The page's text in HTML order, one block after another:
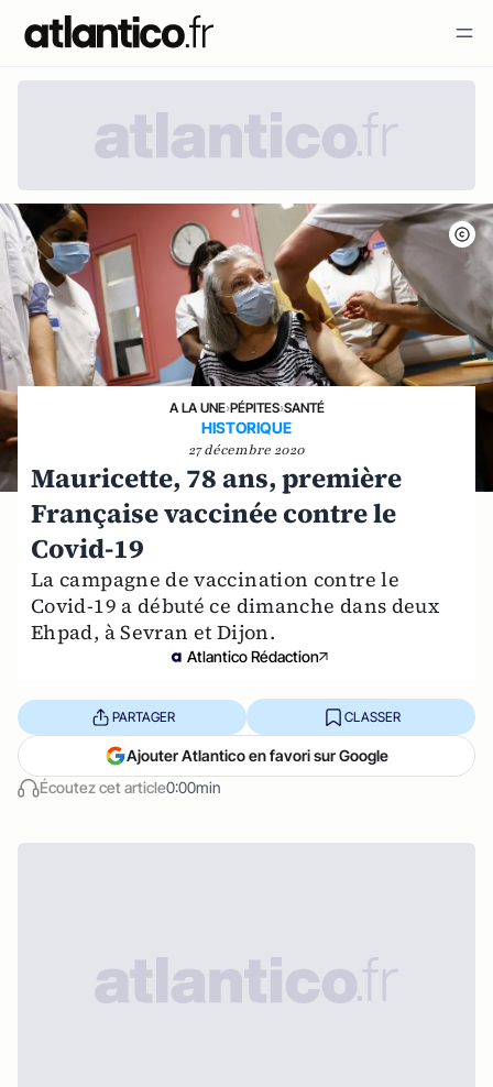
A LA UNE›PÉPITES›SANTÉ
HISTORIQUE
27 décembre 2020
Mauricette, 78 ans, première
Française vaccinée contre le
Covid-19
La campagne de vaccination contre le
Covid-19 a débuté ce dimanche dans deux
Ehpad, à Sevran et Dijon.
Atlantico Rédaction
Écoutez cet article0:00min
PARTAGER CLASSER
Ajouter Atlantico en favori sur Google